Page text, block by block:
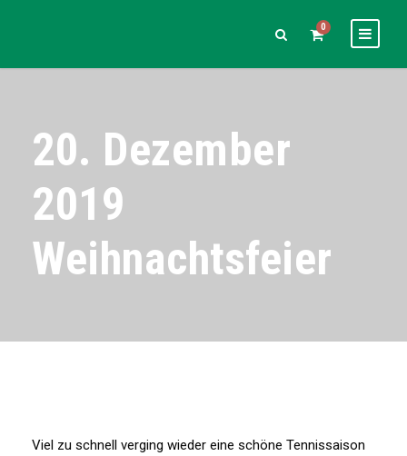
0
20. Dezember
2019
Weihnachtsfeier
Viel zu schnell verging wieder eine schöne Tennissaison